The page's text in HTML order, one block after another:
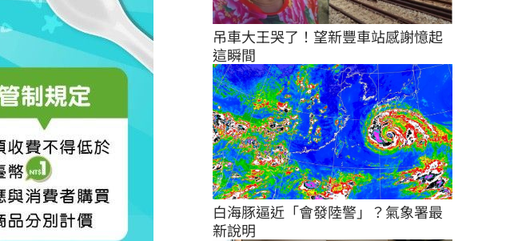
吊車大王哭了！望新豐車站感謝憶起
這瞬間
白海豚逼近「會發陸警」？氣象署最
新說明